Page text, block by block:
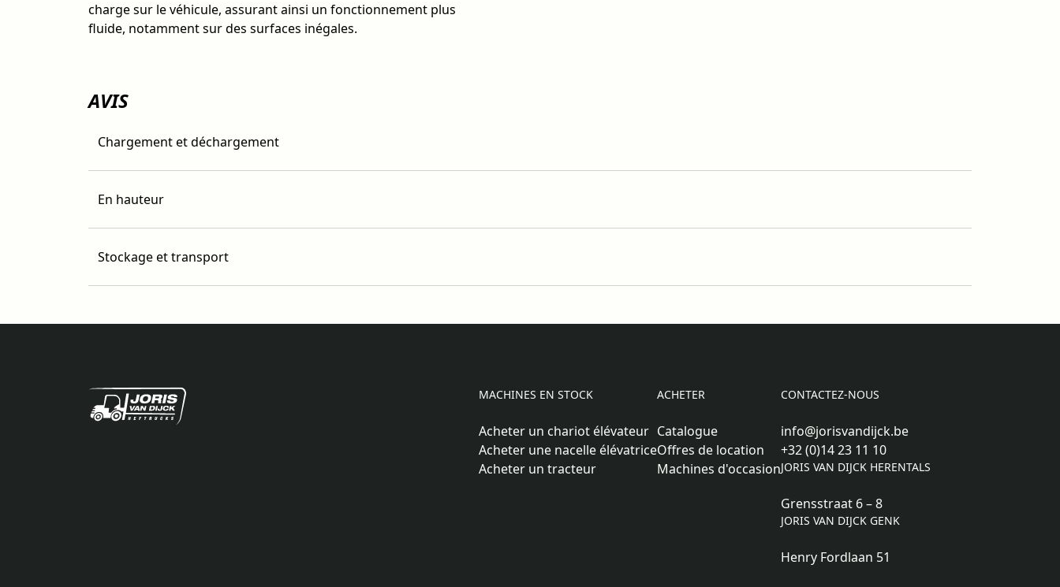
charge sur le véhicule, assurant ainsi un fonctionnement plus
fluide, notamment sur des surfaces inégales.
AVIS
Chargement et déchargement
En hauteur
Stockage et transport
MACHINES EN STOCK
Acheter un chariot élévateur
Acheter une nacelle élévatrice
Acheter un tracteur
ACHETER
Catalogue
Offres de location
Machines d'occasion
CONTACTEZ-NOUS
info@jorisvandijck.be
+32 (0)14 23 11 10
JORIS VAN DIJCK HERENTALS
Grensstraat 6 – 8
JORIS VAN DIJCK GENK
Henry Fordlaan 51